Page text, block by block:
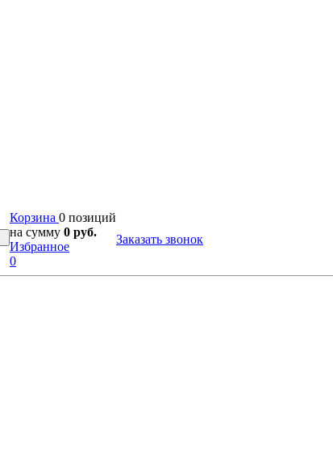
Корзина 0 позиций
на сумму 0 руб.
Избранное
0
Заказать звонок